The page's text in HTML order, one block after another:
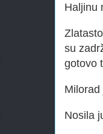
Haljinu
su
gotovo
Nosila